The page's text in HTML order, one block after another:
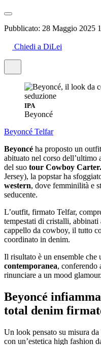
Pubblicato: 28 Maggio 2025
Chiedi a DiLei
IPA
Beyoncé
Beyoncé Telfar
Beyoncé ha proposto un
abituato nel corso dell’ultimo
del suo tour Cowboy Carter.
Jersey), la popstar ha
western, dove femminilità e
seducente.
L’outfit, firmato Telfar,
tempestati di cristalli,
cappello da cowboy, il tutto
coordinato in denim.
Il risultato è un ensemble che
contemporanea, conferendo
rinunciare a un mood glamour.
Beyoncé
total denim
Un look pensato su misura
con un’estetica high fashion